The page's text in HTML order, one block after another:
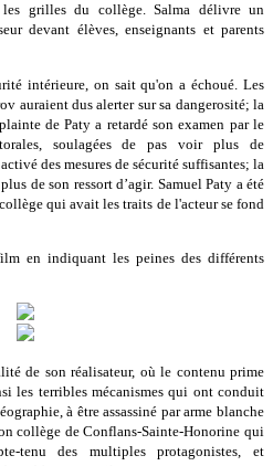
les grilles du collège. Salma délivre un
devant élèves, enseignants et parents
intérieure, on sait qu'on a échoué. Les
auraient dus alerter sur sa dangerosité; la
de Paty a retardé son examen par le
soulagées de pas voir plus de
des mesures de sécurité suffisantes; la
de son ressort d’agir. Samuel Paty a été
qui avait les traits de l'acteur se fond
en indiquant les peines des différents
de son réalisateur, où le contenu prime
les terribles mécanismes qui ont conduit
à être assassiné par arme blanche
collège de Conflans-Sainte-Honorine qui
tenu des multiples protagonistes, et